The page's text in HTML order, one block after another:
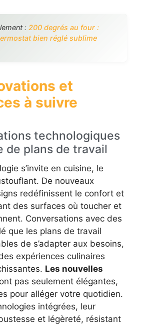
: 200 degrés au four :
bien réglé sublime
et
à suivre
technologiques
de plans de travail
s’invite en cuisine, le
De nouveaux
redéfinissent le confort et
des surfaces où toucher et
Conversations avec des
que les plans de travail
de s’adapter aux besoins,
expériences culinaires
Les nouvelles
pas seulement élégantes,
pour alléger votre quotidien.
intégrées, leur
et légèreté, résistant